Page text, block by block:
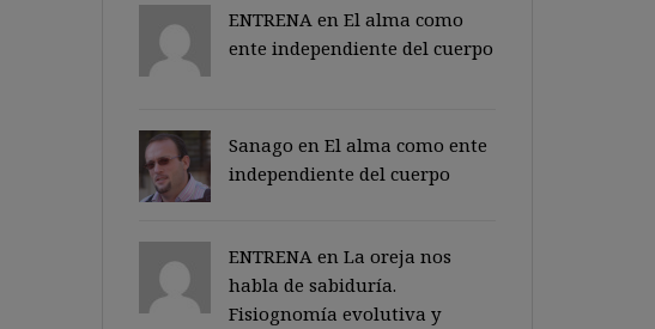
ENTRENA en El alma como
ente independiente del cuerpo
Sanago en El alma como ente
independiente del cuerpo
ENTRENA en La oreja nos
habla de sabiduría.
Fisiognomía evolutiva y